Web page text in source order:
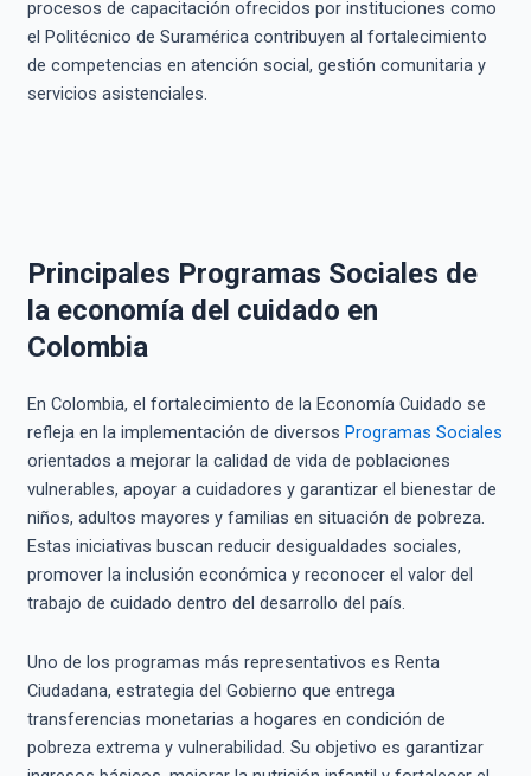
procesos de capacitación ofrecidos por instituciones como
el Politécnico de Suramérica contribuyen al fortalecimiento
de competencias en atención social, gestión comunitaria y
servicios asistenciales.
Principales Programas Sociales de
la economía del cuidado en
Colombia
En Colombia, el fortalecimiento de la Economía Cuidado se
refleja en la implementación de diversos Programas Sociales
orientados a mejorar la calidad de vida de poblaciones
vulnerables, apoyar a cuidadores y garantizar el bienestar de
niños, adultos mayores y familias en situación de pobreza.
Estas iniciativas buscan reducir desigualdades sociales,
promover la inclusión económica y reconocer el valor del
trabajo de cuidado dentro del desarrollo del país.
Uno de los programas más representativos es Renta
Ciudadana, estrategia del Gobierno que entrega
transferencias monetarias a hogares en condición de
pobreza extrema y vulnerabilidad. Su objetivo es garantizar